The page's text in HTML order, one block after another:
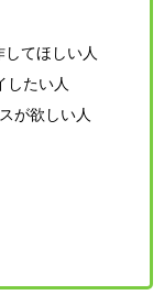
てほしい人
したい人
が欲しい人